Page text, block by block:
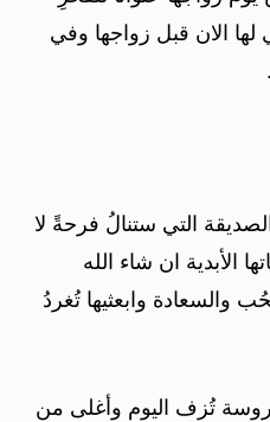
لها الان قبل زواجها وفي
التي ستنالُ فرحةً لا
الأبدية ان شاء الله
والسعادة وابعثيها تُغردُ
تُزف اليوم وأغلى من